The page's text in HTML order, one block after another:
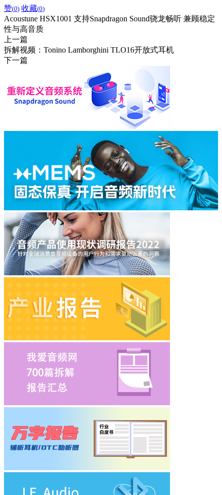
赞(0) 收藏(0)
Acoustune HSX1001 支持Snapdragon Sound骁龙畅听 兼顾稳定
性与高音质
上一篇
拆解视频：Tonino Lamborghini TLO16开放式耳机
下一篇